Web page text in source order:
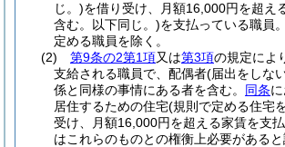
じ。)を借り受け、月額16,000円を超え
含む。以下同じ。)を支払っている職員。
定める職員を除く。
(2)
第9条の2第1項又は第3項の規定によ
支給される職員で、配偶者(届出をしな
係と同様の事情にある者を含む。 同条
居住するための住宅(規則で定める住宅
受け、月額16,000円を超える家賃を支
はこれらのものとの権衡上必要がある